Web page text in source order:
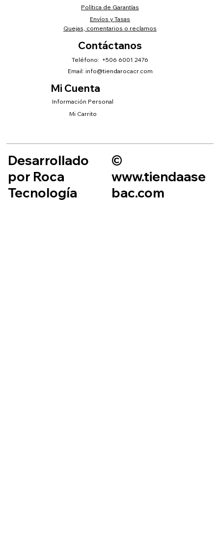
Envíos y Tasas
Política de Garantías
Quejas, comentarios o reclamos
Mi Cuenta
Información Personal
Mi Carrito
Contáctanos
Teléfono: +506 6001 2476
Email: info@tiendarocacr.com
Desarrollado
por Roca
Tecnología
©
www.tiendaase
bac.com